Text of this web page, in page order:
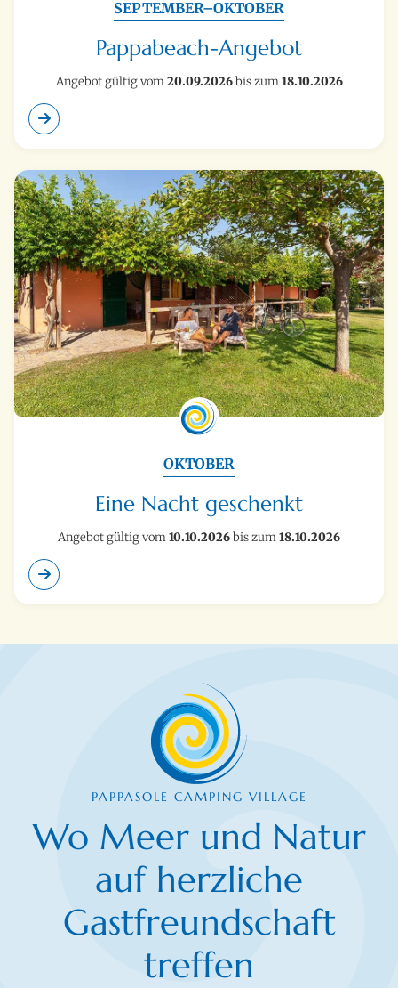
SEPTEMBER–OKTOBER
Pappabeach-Angebot
Angebot gültig vom20.09.2026bis zum18.10.2026
OKTOBER
Eine Nacht geschenkt
Angebot gültig vom10.10.2026bis zum18.10.2026
Wo Meer und Natur
auf herzliche
Gastfreundschaft
treffen
PAPPASOLE CAMPING VILLAGE